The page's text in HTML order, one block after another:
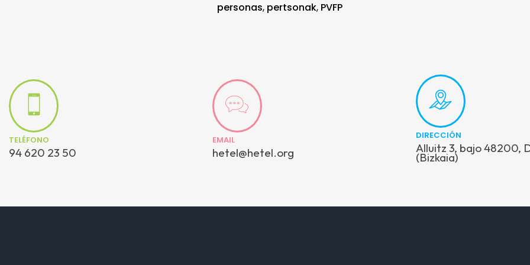
personas, pertsonak, PVFP
TELÉFONO
94 620 23 50
EMAIL
hetel@hetel.org
DIRECCIÓN
Alluitz 3, bajo 48200,
(Bizkaia)